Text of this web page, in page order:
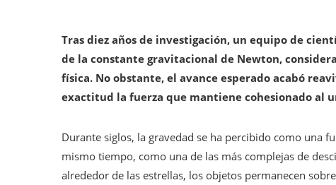
Tras diez años de investigación, un equipo de
de la constante gravitacional de Newton,
física. No obstante, el avance esperado acabó
exactitud la fuerza que mantiene cohesionado al
Durante siglos, la gravedad se ha percibido como una
mismo tiempo, como una de las más complejas de
alrededor de las estrellas, los objetos permanecen